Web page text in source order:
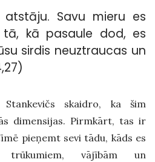
atstāju. Savu mieru es
kā pasaule dod, es
sirdis neuztraucas un
Stankevičs skaidro, ka šim
dimensijas. Pirmkārt, tas ir
pieņemt sevi tādu, kāds es
vājībām un